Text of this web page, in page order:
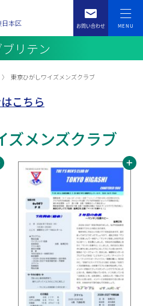
日本区
リテン
東京ひがしワイズメンズクラブ
こちら
ズメンズクラブ